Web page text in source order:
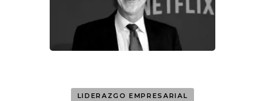
LIDERAZGO EMPRESARIAL